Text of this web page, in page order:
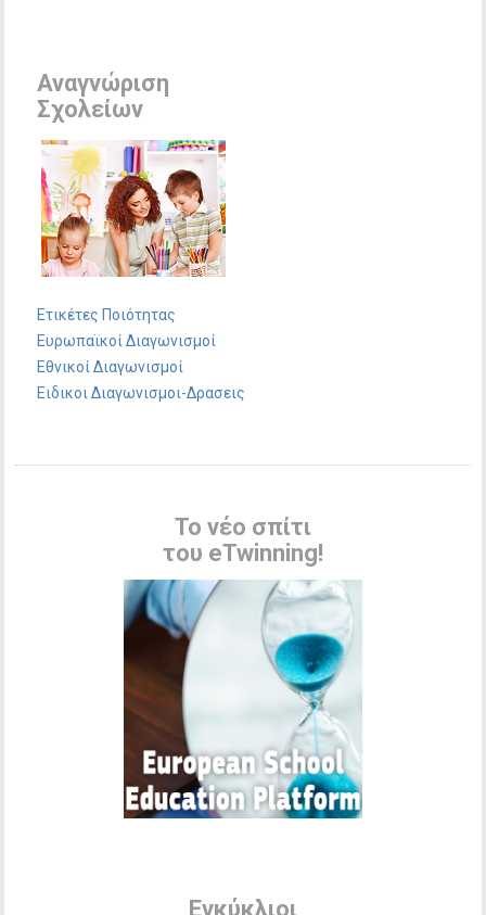
Αναγνώριση
Σχολείων
Ετικέτες Ποιότητας
Ευρωπαϊκοί Διαγωνισμοί
Εθνικοί Διαγωνισμοί
Ειδικοι Διαγωνισμοι-Δρασεις
Το νέο σπίτι
του eTwinning!
Εγκύκλιοι